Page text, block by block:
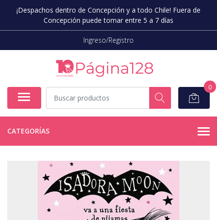
¡Despachos dentro de Concepción y a todo Chile! Fuera de
Concepción puede tomar entre 5 a 7 días
Ingreso/Registro
0
CATEGORÍAS